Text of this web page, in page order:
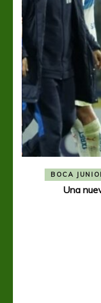
BOCA
Una